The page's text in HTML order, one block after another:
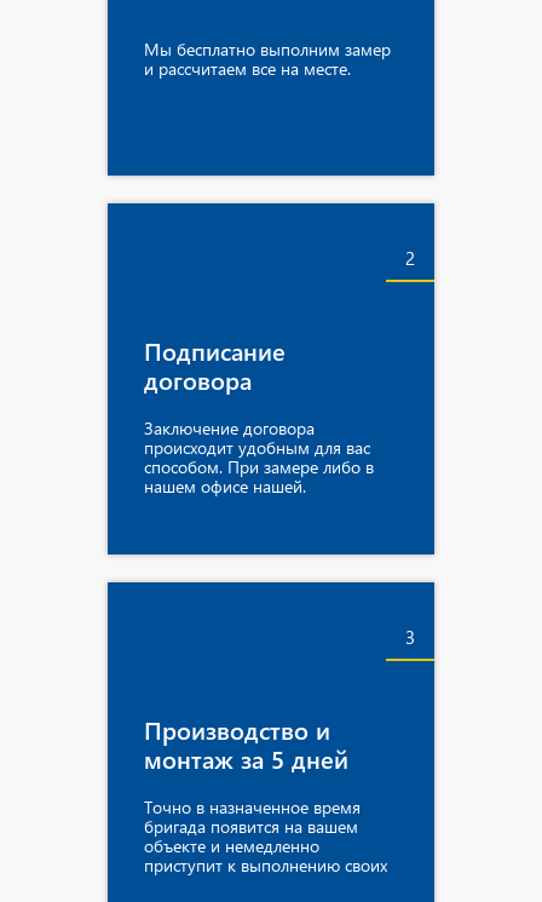
Мы бесплатно выполним замер
и рассчитаем все на месте.
2
Подписание
договора
Заключение договора
происходит удобным для вас
способом. При замере либо в
нашем офисе нашей.
3
Производство и
монтаж за 5 дней
Точно в назначенное время
бригада появится на вашем
объекте и немедленно
приступит к выполнению своих